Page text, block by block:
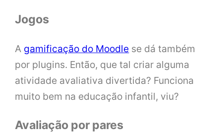
Jogos
A gamificação do Moodle se dá também
por plugins. Então, que tal criar alguma
atividade avaliativa divertida? Funciona
muito bem na educação infantil, viu?
Avaliação por pares